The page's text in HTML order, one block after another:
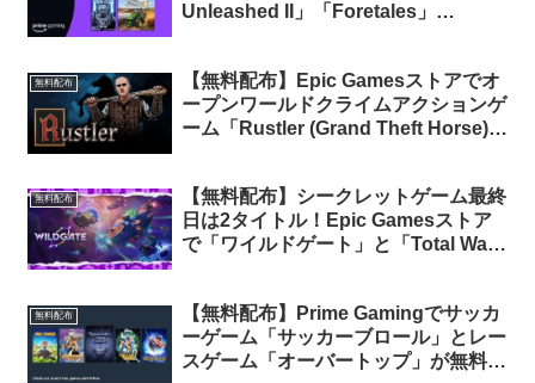
Unleashed II」「Foretales」
無料配布
【無料配布】Epic Gamesストアでオ
ープンワールドクライムアクションゲ
ーム「Rustler (Grand Theft Horse)」
無料配布
【無料配布】シークレットゲーム最終
日は2タイトル！Epic Gamesストア
で「ワイルドゲート」と「Total War:
無料配布
【無料配布】Prime Gamingでサッカ
ーゲーム「サッカーブロール」とレー
スゲーム「オーバートップ」が無料配